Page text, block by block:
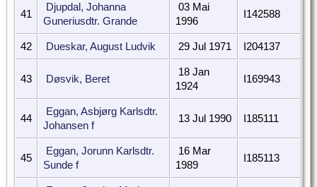
41
Djupdal, Johanna
Guneriusdtr. Grande
03 Mai
1996
I142588
42 Dueskar, August Ludvik 29 Jul 1971 I204137
43 Døsvik, Beret
18 Jan
1924
I169943
44
Eggan, Asbjørg Karlsdtr.
Johansen f
13 Jul 1990 I185111
45
Eggan, Jorunn Karlsdtr.
Sunde f
16 Mar
1989
I185113